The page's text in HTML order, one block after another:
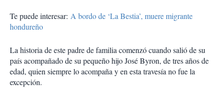
Te puede interesar: A bordo de ‘La Bestia’, muere migrante
hondureño
La historia de este padre de familia comenzó cuando salió de su
país acompañado de su pequeño hijo José Byron, de tres años de
edad, quien siempre lo acompaña y en esta travesía no fue la
excepción.